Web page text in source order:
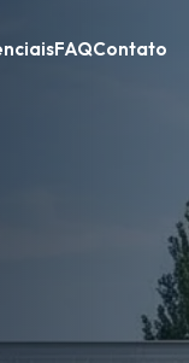
FAQContato